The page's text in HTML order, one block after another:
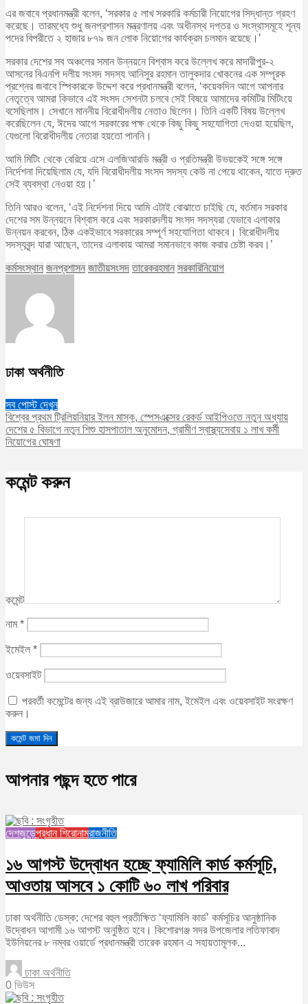
এর জবাবে প্রধানমন্ত্রী বলেন, ‘সরকার ৫ লাখ সরকারি কর্মচারী নিয়োগের সিদ্ধান্ত গ্রহণ
করেছে। তারমধ্যে শুধু জনপ্রশাসন মন্ত্রণালয় এবং অধীনস্থ দপ্তর ও সংস্থাসমূহে শূন্য
পদের বিপরীতে ২ হাজার ৮৭৯ জন লোক নিয়োগের কার্যক্রম চলমান রয়েছে।’
সরকার দেশের সব অঞ্চলের সমান উন্নয়নে বিশ্বাস করে উল্লেখ করে মাদারীপুর-২
আসনের বিএনপি দলীয় সংসদ সদস্য আনিসুর রহমান তালুকদার খোকনের এক সম্পূরক
প্রশ্নের জবাবে স্পিকারকে উদ্দেশ করে প্রধানমন্ত্রী বলেন, ‘কয়েকদিন আগে আপনার
নেতৃত্বে আমরা কিভাবে এই সংসদ সেশনটা চলবে সেই বিষয়ে আমাদের কমিটির মিটিংয়ে
বসেছিলাম। সেখানে মাননীয় বিরোধীদলীয় নেতাও ছিলেন। তিনি একটি বিষয় উল্লেখ
করেছিলেন যে, ঈদের আগে সরকারের পক্ষ থেকে কিছু কিছু সহযোগিতা দেওয়া হয়েছিল,
যেগুলো বিরোধীদলীয় নেতারা হয়তো পাননি।
আমি মিটিং থেকে বেরিয়ে এসে এলজিআরডি মন্ত্রী ও প্রতিমন্ত্রী উভয়কেই সঙ্গে সঙ্গে
নির্দেশনা দিয়েছিলাম যে, যদি বিরোধীদলীয় সংসদ সদস্য কেউ না পেয়ে থাকেন, যাতে দ্রুত
সেই ব্যবস্থা নেওয়া হয়।’
তিনি আরও বলেন, ‘এই নির্দেশনা দিয়ে আমি এটাই বোঝাতে চাইছি যে, বর্তমান সরকার
দেশের সম উন্নয়নে বিশ্বাস করে এবং সরকারদলীয় সংসদ সদস্যরা যেভাবে এলাকার
উন্নয়ন করবেন, ঠিক একইভাবে সরকারের সম্পূর্ণ সহযোগিতা থাকবে। বিরোধীদলীয়
সদস্যবৃন্দ যারা আছেন, তাদের এলাকায় আমরা সমানভাবে কাজ করার চেষ্টা করব।’
কর্মসংস্থান জনপ্রশাসন জাতীয়সংসদ তারেকরহমান সরকারিনিয়োগ
ঢাকা অর্থনীতি
সব পোস্ট দেখুন
বিশ্বের প্রথম ট্রিলিয়নিয়ার ইলন মাস্ক, স্পেসএক্সের রেকর্ড আইপিওতে নতুন অধ্যায়
দেশের ৫ বিভাগে নতুন শিশু হাসপাতাল অনুমোদন, গ্রামীণ স্বাস্থ্যসেবায় ১ লাখ কর্মী
নিয়োগের ঘোষণা
কমেন্ট করুন
কমেন্ট
নাম*
ইমেইল *
ওয়েবসাইট
পরবর্তী কমেন্টের জন্য এই ব্রাউজারে আমার নাম, ইমেইল এবং ওয়েবসাইট সংরক্ষণ
করুন।
আপনার পছন্দ হতে পারে
দেশজুড়েপ্রধান শিরোনামরাজনীতি
১৬ আগস্ট উদ্বোধন হচ্ছে ফ্যামিলি কার্ড কর্মসূচি,
আওতায় আসবে ১ কোটি ৬০ লাখ পরিবার
ঢাকা অর্থনীতি ডেস্ক: দেশের বহুল প্রতীক্ষিত ‘ফ্যামিলি কার্ড’ কর্মসূচির আনুষ্ঠানিক
উদ্বোধন আগামী ১৬ আগস্ট অনুষ্ঠিত হবে। কিশোরগঞ্জ সদর উপজেলার লতিফাবাদ
ইউনিয়নের ৮ নম্বর ওয়ার্ডে প্রধানমন্ত্রী তারেক রহমান এ সহায়তামূলক...
ঢাকা অর্থনীতি
0 ভিউস